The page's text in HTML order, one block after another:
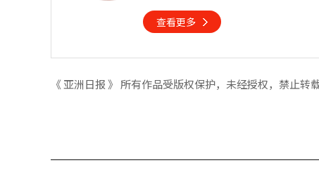
查看更多
《 亚洲日报 》 所有作品受版权保护，未经授权，禁止转载